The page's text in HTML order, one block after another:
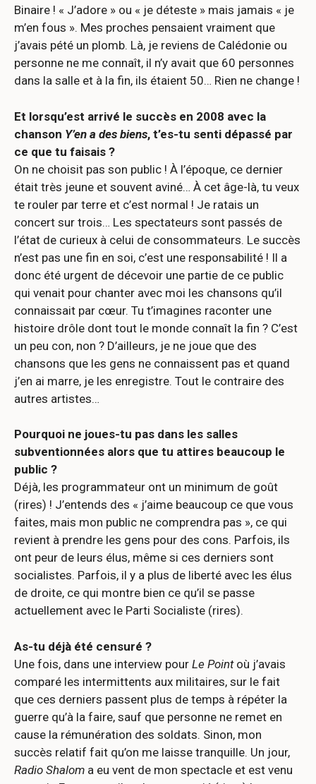
Binaire ! « J’adore » ou « je déteste » mais jamais « je
m’en fous ». Mes proches pensaient vraiment que
j’avais pété un plomb. Là, je reviens de Calédonie ou
personne ne me connaît, il n’y avait que 60 personnes
dans la salle et à la fin, ils étaient 50… Rien ne change !
Et lorsqu’est arrivé le succès en 2008 avec la
chanson Y’en a des biens, t’es-tu senti dépassé par
ce que tu faisais ?
On ne choisit pas son public ! À l’époque, ce dernier
était très jeune et souvent aviné… À cet âge-là, tu veux
te rouler par terre et c’est normal ! Je ratais un
concert sur trois… Les spectateurs sont passés de
l’état de curieux à celui de consommateurs. Le succès
n’est pas une fin en soi, c’est une responsabilité ! Il a
donc été urgent de décevoir une partie de ce public
qui venait pour chanter avec moi les chansons qu’il
connaissait par cœur. Tu t’imagines raconter une
histoire drôle dont tout le monde connaît la fin ? C’est
un peu con, non ? D’ailleurs, je ne joue que des
chansons que les gens ne connaissent pas et quand
j’en ai marre, je les enregistre. Tout le contraire des
autres artistes…
Pourquoi ne joues-tu pas dans les salles
subventionnées alors que tu attires beaucoup le
public ?
Déjà, les programmateur ont un minimum de goût
(rires) ! J’entends des « j’aime beaucoup ce que vous
faites, mais mon public ne comprendra pas », ce qui
revient à prendre les gens pour des cons. Parfois, ils
ont peur de leurs élus, même si ces derniers sont
socialistes. Parfois, il y a plus de liberté avec les élus
de droite, ce qui montre bien ce qu’il se passe
actuellement avec le Parti Socialiste (rires).
As-tu déjà été censuré ?
Une fois, dans une interview pour Le Pointoù j’avais
comparé les intermittents aux militaires, sur le fait
que ces derniers passent plus de temps à répéter la
guerre qu’à la faire, sauf que personne ne remet en
cause la rémunération des soldats. Sinon, mon
succès relatif fait qu’on me laisse tranquille. Un jour,
Radio Shalom a eu vent de mon spectacle et est venu